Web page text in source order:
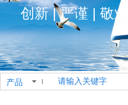
创新 | 严谨 | 敬业
产品